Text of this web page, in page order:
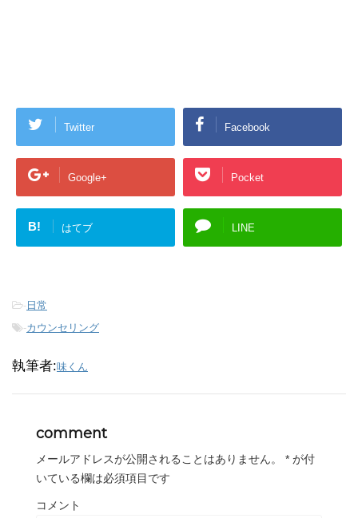
Twitter Facebook
Google+ Pocket
B! はてブ LINE
- 日常
-カウンセリング
執筆者:味くん
comment
メールアドレスが公開されることはありません。 * が付
いている欄は必須項目です
コメント